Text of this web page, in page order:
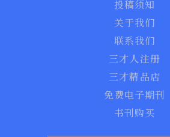
投稿须知
关于我们
联系我们
三才人注册
三才精品店
免费电子期刊
书刊购买